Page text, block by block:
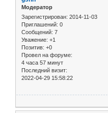
Модератор
Зарегистрирован: 2014-11-03
Приглашений: 0
Сообщений: 7
Уважение: +1
Позитив: +0
Провел на форуме:
4 часа 57 минут
Последний визит:
2022-04-29 15:58:22